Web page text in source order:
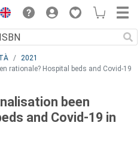
2021
rationale? Hospital beds and Covid-19
been
and Covid-19 in